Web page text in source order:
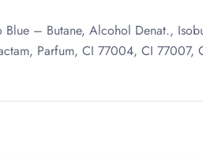
Blue – Butane, Alcohol Denat.,
Parfum, CI 77004, CI 77007,